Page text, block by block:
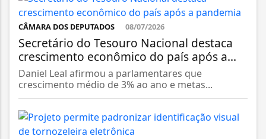
CÂMARA DOS DEPUTADOS 08/07/2026
Secretário do Tesouro Nacional destaca
crescimento econômico do país após a...
Daniel Leal afirmou a parlamentares que
crescimento médio de 3% ao ano e metas...